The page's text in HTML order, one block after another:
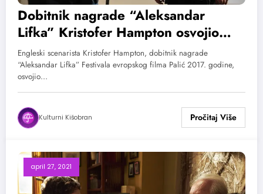
Dobitnik nagrade “Aleksandar
Lifka” Kristofer Hampton osvojio
Oskara za adaptirani scenario
Engleski scenarista Kristofer Hampton, dobitnik nagrade
“Aleksandar Lifka” Festivala evropskog filma Palić 2017. godine,
osvojio…
Kulturni Kišobran
april 27, 2021